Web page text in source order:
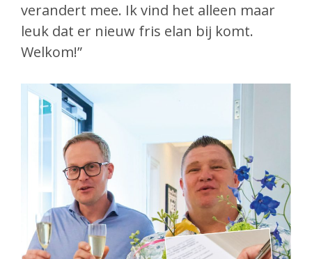
verandert mee. Ik vind het alleen maar
leuk dat er nieuw fris elan bij komt.
Welkom!”